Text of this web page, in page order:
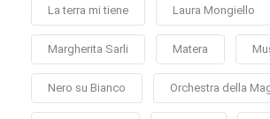
La terra mi tiene Laura Mongiello
Margherita Sarli Matera
Nero su Bianco Orchestra della